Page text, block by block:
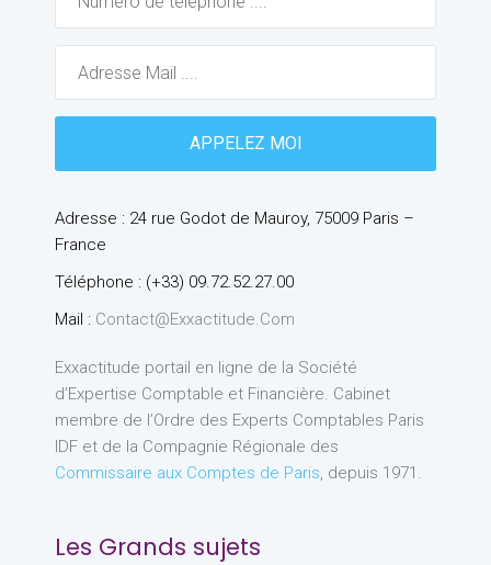
Adresse : 24 rue Godot de Mauroy, 75009 Paris –
France
Téléphone : (+33) 09.72.52.27.00
Mail : Contact@exxactitude.com
Exxactitude portail en ligne de la Société
d’Expertise Comptable et Financière. Cabinet
membre de l’Ordre des Experts Comptables Paris
IDF et de la Compagnie Régionale des
Commissaire aux Comptes de Paris, depuis 1971.
Les Grands sujets